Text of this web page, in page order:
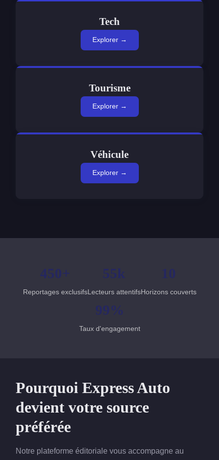
Tech
Explorer →
Tourisme
Explorer →
Véhicule
Explorer →
450+
Reportages exclusifs
55k
Lecteurs attentifs
10
Horizons couverts
99%
Taux d'engagement
Pourquoi Express Auto
devient votre source
préférée
Notre plateforme éditoriale vous accompagne au